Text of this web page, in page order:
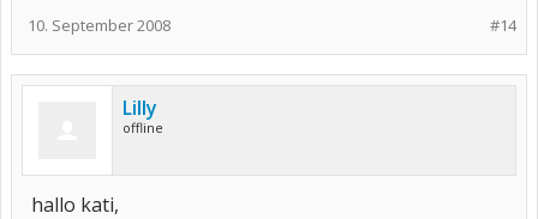
#14
10. September 2008
Lilly
offline
hallo kati,